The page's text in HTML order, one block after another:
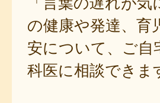
の健康や発達、育
安について、ご
科医に相談できま